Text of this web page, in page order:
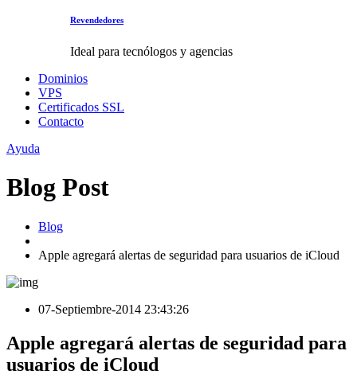
Revendedores
Ideal para tecnólogos y agencias
Dominios
VPS
Certificados SSL
Contacto
Ayuda
Blog Post
Blog
Apple agregará alertas de seguridad para usuarios de iCloud
07-Septiembre-2014 23:43:26
Apple agregará alertas de seguridad para
usuarios de iCloud